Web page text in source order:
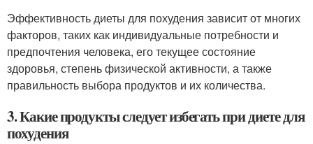
Эффективность диеты для похудения зависит от многих
факторов, таких как индивидуальные потребности и
предпочтения человека, его текущее состояние
здоровья, степень физической активности, а также
правильность выбора продуктов и их количества.
3. Какие продукты следует избегать при диете для
похудения